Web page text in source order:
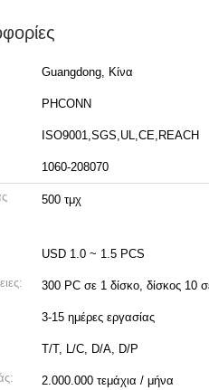
Guangdong, Κίνα
PHCONN
ISO9001,SGS,UL,CE,REACH
1060-208070
500 τμχ
USD 1.0 ~ 1.5 PCS
300 PC σε 1 δίσκο, δίσκος 10
3-15 ημέρες εργασίας
T/T, L/C, D/A, D/P
2.000.000 τεμάχια / μήνα